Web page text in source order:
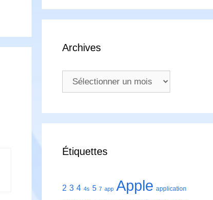
Archives
Archives
Étiquettes
2 3 4 4s 5 7 app Apple application